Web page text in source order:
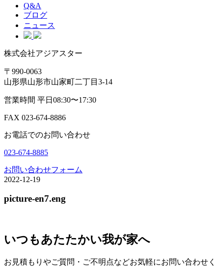
Q&A
ブログ
ニュース
株式会社アジアスター
〒990-0063
山形県山形市山家町二丁目3-14
営業時間 平日08:30〜17:30
FAX 023-674-8886
お電話でのお問い合わせ
023-674-8885
お問い合わせフォーム
2022-12-19
picture-en7.eng
いつもあたたかい我が家へ
お見積もりやご質問・ご不明点などお気軽にお問い合わせく